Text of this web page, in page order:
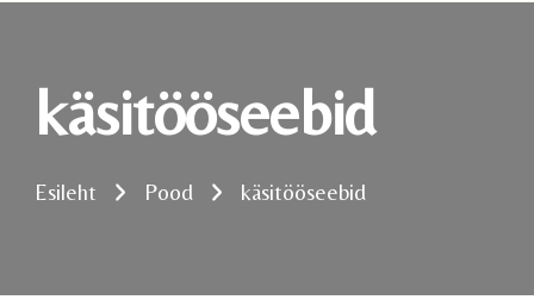
käsitööseebid
Esileht Pood käsitööseebid